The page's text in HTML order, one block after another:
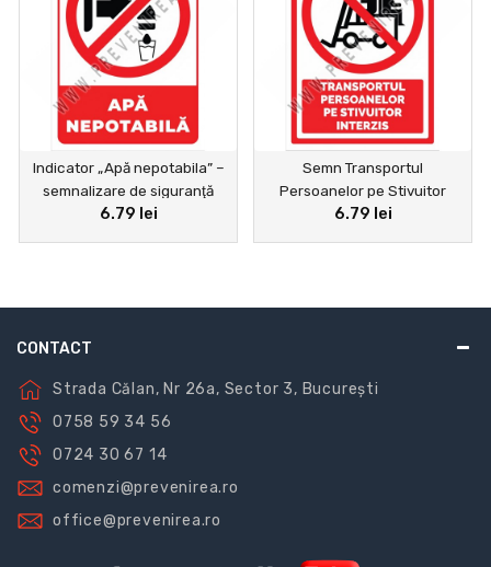
Indicator „Apă nepotabila” –
semnalizare de siguranţă
pentru avertizare clară şi
6.79 lei
Semn Transportul
Persoanelor pe Stivuitor
Interzis | Indicator de
6.79 lei
CONTACT
Strada Călan, Nr 26a, Sector 3, București
0758 59 34 56
0724 30 67 14
comenzi@prevenirea.ro
office@prevenirea.ro